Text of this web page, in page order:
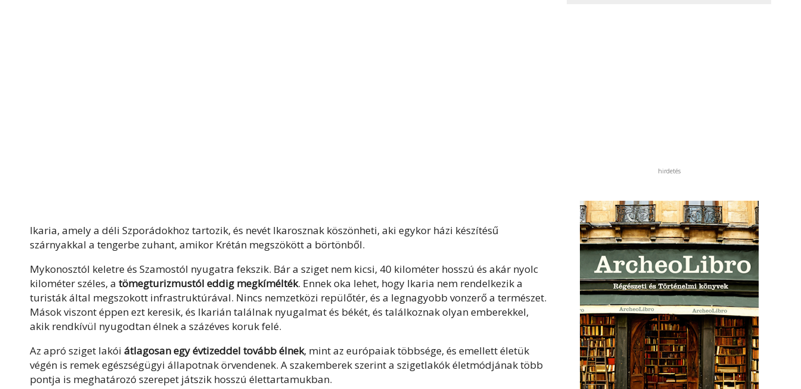
Ikaria, amely a déli Szporádokhoz tartozik, és nevét Ikarosznak köszönheti, aki egykor házi készítésű
szárnyakkal a tengerbe zuhant, amikor Krétán megszökött a börtönből.
Mykonosztól keletre és Szamostól nyugatra fekszik. Bár a sziget nem kicsi, 40 kilométer hosszú és akár nyolc
kilométer széles, a tömegturizmustól eddig megkímélték. Ennek oka lehet, hogy Ikaria nem rendelkezik a
turisták által megszokott infrastruktúrával. Nincs nemzetközi repülőtér, és a legnagyobb vonzerő a természet.
Mások viszont éppen ezt keresik, és Ikarián találnak nyugalmat és békét, és találkoznak olyan emberekkel,
akik rendkívül nyugodtan élnek a százéves koruk felé.
Az apró sziget lakói átlagosan egy évtizeddel tovább élnek, mint az európaiak többsége, és emellett életük
végén is remek egészségügyi állapotnak örvendenek. A szakemberek szerint a szigetlakók életmódjának több
pontja is meghatározó szerepet játszik hosszú élettartamukban.
hirdetés